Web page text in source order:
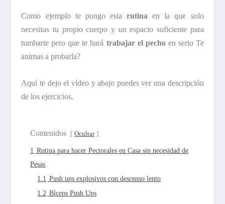
Como ejemplo te pongo estarutina en la que solo
necesitas tu propio cuerpo y un espacio suficiente para
tumbarte pero que te hará trabajar el pechoen serio Te
animas a probarla?
Aquí te dejo el vídeo y abajo puedes ver una descripción
de los ejercicios.
Contenidos Ocultar
1 Rutina para hacer Pectorales en Casa sin necesidad de
Pesas
1.1 Push ups explosivos con descenso lento
1.2 Bíceps Push Ups